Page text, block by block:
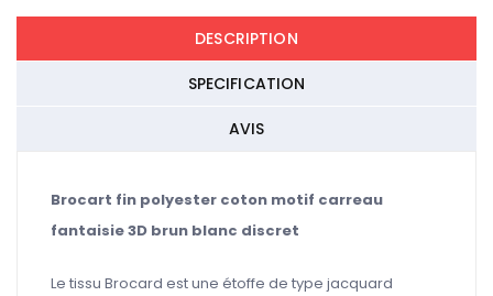
DESCRIPTION
SPECIFICATION
AVIS
Brocart fin polyester coton motif carreau
fantaisie 3D brun blanc discret
Le tissu Brocard est une étoffe de type jacquard